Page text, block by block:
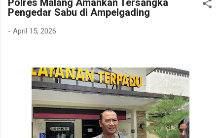
Polres Malang Amankan Tersangka
Pengedar Sabu di Ampelgading
- April 15, 2026